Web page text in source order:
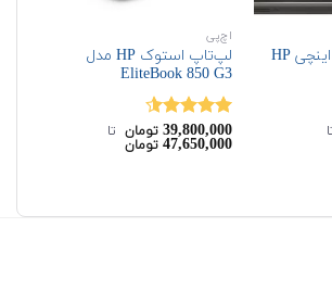
لپ تاپ استوک 17 اینچی HP
اچ‌پی
لپ‌تاپ استوک HP مدل
EliteBook 850 G3
نمره4.50
از 5
39,800,000 تومان‌ تا ‌
47,650,000 تومان